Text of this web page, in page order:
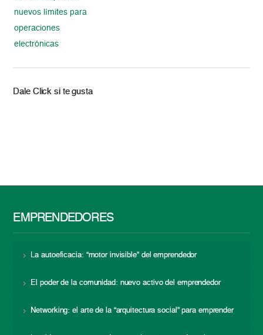
nuevos límites para
operaciones
electrónicas
Dale Click si te gusta
EMPRENDEDORES
La autoeficacia: “motor invisible” del emprendedor
El poder de la comunidad: nuevo activo del emprendedor
Networking: el arte de la “arquitectura social” para emprender